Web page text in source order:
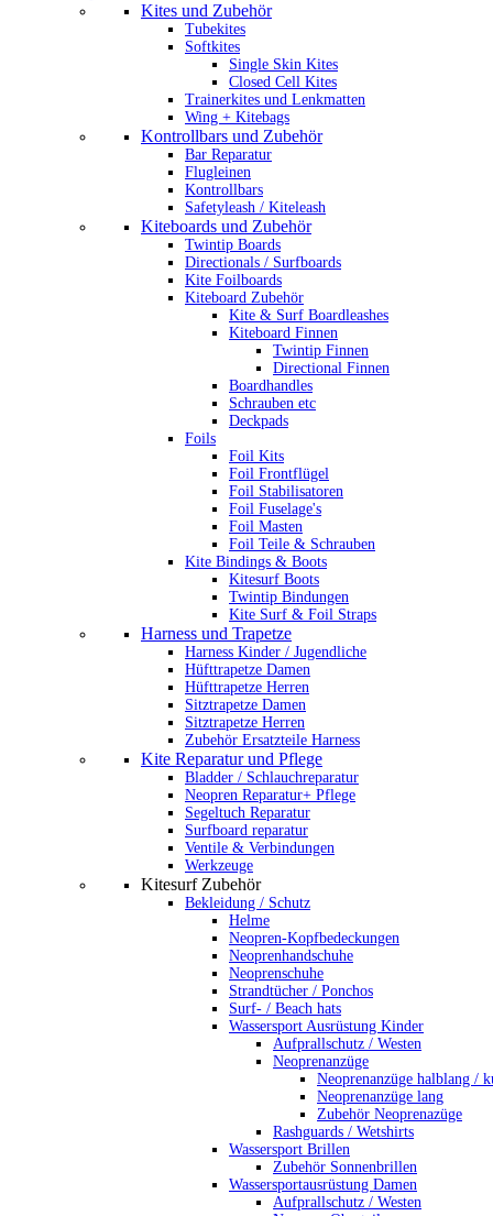
Kites und Zubehör
Tubekites
Softkites
Single Skin Kites
Closed Cell Kites
Trainerkites und Lenkmatten
Wing + Kitebags
Kontrollbars und Zubehör
Bar Reparatur
Flugleinen
Kontrollbars
Safetyleash / Kiteleash
Kiteboards und Zubehör
Twintip Boards
Directionals / Surfboards
Kite Foilboards
Kiteboard Zubehör
Kite & Surf Boardleashes
Kiteboard Finnen
Twintip Finnen
Directional Finnen
Boardhandles
Schrauben etc
Deckpads
Foils
Foil Kits
Foil Frontflügel
Foil Stabilisatoren
Foil Fuselage's
Foil Masten
Foil Teile & Schrauben
Kite Bindings & Boots
Kitesurf Boots
Twintip Bindungen
Kite Surf & Foil Straps
Harness und Trapetze
Harness Kinder / Jugendliche
Hüfttrapetze Damen
Hüfttrapetze Herren
Sitztrapetze Damen
Sitztrapetze Herren
Zubehör Ersatzteile Harness
Kite Reparatur und Pflege
Bladder / Schlauchreparatur
Neopren Reparatur+ Pflege
Segeltuch Reparatur
Surfboard reparatur
Ventile & Verbindungen
Werkzeuge
Kitesurf Zubehör
Bekleidung / Schutz
Helme
Neopren-Kopfbedeckungen
Neoprenhandschuhe
Neoprenschuhe
Strandtücher / Ponchos
Surf- / Beach hats
Wassersport Ausrüstung Kinder
Aufprallschutz / Westen
Neoprenanzüge
Neoprenanzüge halblang /
Neoprenanzüge lang
Zubehör Neoprenazüge
Rashguards / Wetshirts
Wassersport Brillen
Zubehör Sonnenbrillen
Wassersportausrüstung Damen
Aufprallschutz / Westen